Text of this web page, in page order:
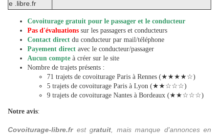
Covoiturage gratuit pour le passager et le conducteur
Pas d'évaluations sur les passagers et conducteurs
Contact direct du conducteur par mail/téléphone
Payement direct avec le conducteur/passager
Aucun compte à créer sur le site
Nombre de trajets présents :
71 trajets de covoiturage Paris à Rennes (★★★★☆)
5 trajets de covoiturage Paris à Lyon (★★☆☆☆)
9 trajets de covoiturage Nantes à Bordeaux (★★☆☆☆)
Notre avis:
Covoiturage-libre.frest gratuit , mais manque d'annonces en